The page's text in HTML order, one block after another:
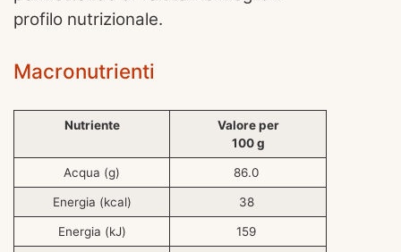
profilo nutrizionale.
Macronutrienti
Nutriente
Valore per
100 g
Acqua (g) 86.0
Energia (kcal) 38
Energia (kJ) 159